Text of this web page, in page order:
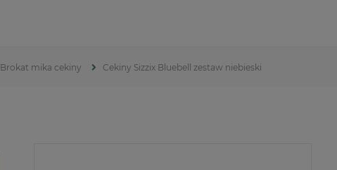
Brokat mika cekiny Cekiny Sizzix Bluebell zestaw niebieski